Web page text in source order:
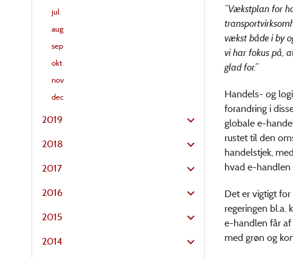
jul
aug
sep
okt
nov
dec
2019
2018
2017
2016
2015
2014
”Vækstplan for
vækst både i by
vi har fokus på,
glad for.”
Handels- og
forandring i
globale e-
rustet til den
handelstjek,
hvad e-
Det er vigtigt
regeringen bl.a.
e-handlen får
med grøn og